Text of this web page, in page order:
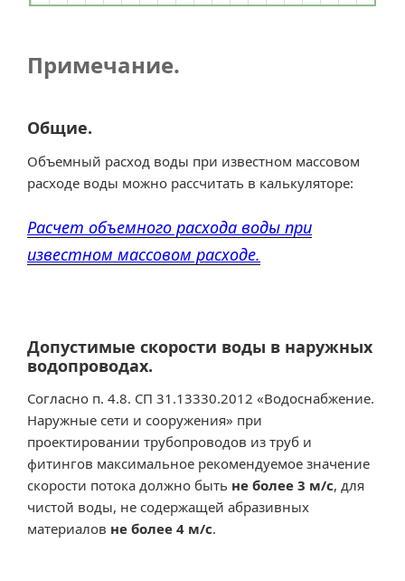
Примечание.
Общие.
Объемный расход воды при известном массовом
расходе воды можно рассчитать в калькуляторе:
Расчет объемного расхода воды при
известном массовом расходе.
Допустимые скорости воды в наружных
водопроводах.
Согласно п. 4.8. СП 31.13330.2012 «Водоснабжение.
Наружные сети и сооружения» при
проектировании трубопроводов из труб и
фитингов максимальное рекомендуемое значение
скорости потока должно быть не более 3 м/с, для
чистой воды, не содержащей абразивных
материалов не более 4 м/с.